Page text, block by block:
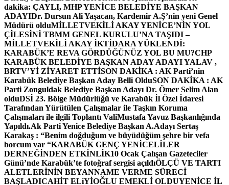
dakika: ÇAYLI, MHP YENİCE BELEDİYE BAŞKAN
ADAYIDr. Dursun Ali Yaşacan, Kardemir A.Ş’nin yeni Genel
Müdürü olduMİLLETVEKİLİ AKAY YENİCE’NİN YOL
ÇİLESİNİ TBMM GENEL KURULU’NA TAŞIDI –
MİLLETVEKİLİ AKAY İKTİDARA YÜKLENDİ:
KARABÜK’E REVA GÖRDÜĞÜNÜZ YOL BU MU?CHP
KARABÜK BELEDİYE BAŞKAN ADAY ADAYI YALAV ,
BRTV’Yİ ZİYARET ETTİSON DAKİKA : AK Parti’nin
Karabük Belediye Başkan Aday Belli OlduSON DAKİKA : AK
Parti Zonguldak Belediye Başkan Adayı Dr. Ömer Selim Alan
olduDSİ 23. Bölge Müdürlüğü ve Karabük İl Özel İdaresi
Tarafından Yürütülen Çalışmalar ile Taşkın Koruma
Çalışmaları ile ilgili Toplantı ValiMustafa Yavuz Başkanlığında
Yapıldı.Ak Parti Yenice Belediye Başkan A.Adayı Sertaş
Karakaş : “Benim doğduğum ve büyüdüğüm şehre bir vefa
borcum var “KARABÜK GENÇ YENİCELİLER
DERNEĞİNDEN ETKİNLİK10 Ocak Çalışan Gazeteciler
Günü’nde Karabük’te fotoğraf sergisi açıldıÖLÇÜ VE TARTI
ALETLERİNİN BEYANNAME VERME SÜRECİ
BAŞLADICAHİT ELiYİOĞLU EMEKLİ OLDUYENİCE İL